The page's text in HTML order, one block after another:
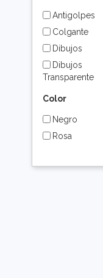
Antigolpes
Colgante
Dibujos
Dibujos
Transparente
Color
Negro
Rosa